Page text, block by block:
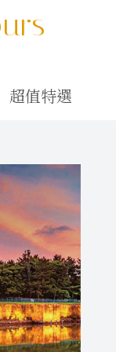
超值特選